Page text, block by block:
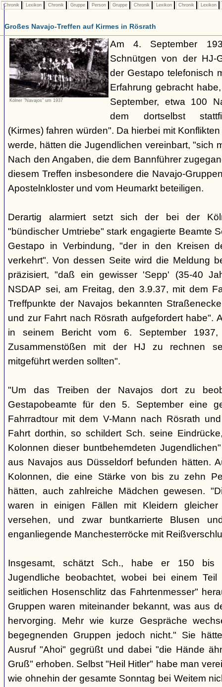
Chronik Lexikon Chronik Gruppe Person Gruppe Chronik Lexikon Chronik Lexikon
Großes Navajo-Treffen auf Kirmes in Rösrath
Kölner "Navajos" um 1937
Am 4. September
Schnütgen von der HJ-
der Gestapo telefonisch
Erfahrung gebracht
September, etwa 100
dem dortselbst
(Kirmes) fahren würden". Da hierbei mit
werde, hätten die Jugendlichen vereinbart, "sich
Nach den Angaben, die dem Bannführer
diesem Treffen insbesondere die Navajo-
Apostelnkloster und vom Heumarkt beteiligen.
Derartig alarmiert setzt sich der bei der
"bündischer Umtriebe" stark engagierte Beamte
Gestapo in Verbindung, "der in den Kreisen
verkehrt". Von dessen Seite wird die Meldung
präzisiert, "daß ein gewisser 'Sepp' (35-40
NSDAP sei, am Freitag, den 3.9.37, mit dem
Treffpunkte der Navajos bekannten
und zur Fahrt nach Rösrath aufgefordert habe".
in seinem Bericht vom 6. September
Zusammenstößen mit der HJ zu rechnen
mitgeführt werden sollten".
"Um das Treiben der Navajos dort zu
Gestapobeamte für den 5. September eine
Fahrradtour mit dem V-Mann nach Rösrath
Fahrt dorthin, so schildert Sch. seine
Kolonnen dieser buntbehemdeten
aus Navajos aus Düsseldorf befunden hätten.
Kolonnen, die eine Stärke von bis zu zehn
hätten, auch zahlreiche Mädchen gewesen.
waren in einigen Fällen mit Kleidern
versehen, und zwar buntkarrierte Blusen
enganliegende Manchesterröcke mit
Insgesamt, schätzt Sch., habe er 150 bis
Jugendliche beobachtet, wobei bei einem
seitlichen Hosenschlitz das Fahrtenmesser"
Gruppen waren miteinander bekannt, was aus
hervorging. Mehr wie kurze Gespräche
begegnenden Gruppen jedoch nicht." Sie
Ausruf "Ahoi" gegrüßt und dabei "die Hände
Gruß" erhoben. Selbst "Heil Hitler" habe man
wie ohnehin der gesamte Sonntag bei Weitem